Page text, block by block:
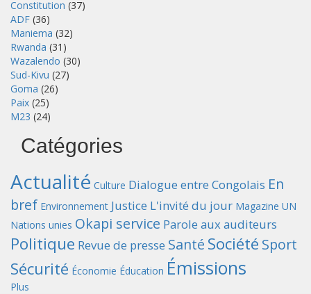
Constitution (37)
ADF (36)
Maniema (32)
Rwanda (31)
Wazalendo (30)
Sud-Kivu (27)
Goma (26)
Paix (25)
M23 (24)
Catégories
Actualité Culture Dialogue entre Congolais En
bref Environnement Justice L'invité du jour Magazine UN
Nations unies Okapi service Parole aux auditeurs
Politique Revue de presse Santé Société Sport
Sécurité Économie Éducation Émissions
Plus